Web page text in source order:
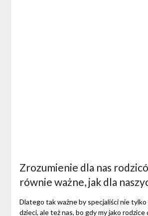
Zrozumienie dla nas
równie ważne, jak dla
Dlatego tak ważne by specjaliści nie tylko
dzieci, ale też nas, bo gdy my jako